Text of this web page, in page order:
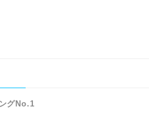
グNo.1